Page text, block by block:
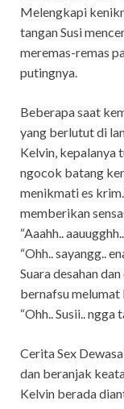
Melengkapi
tangan Susi
meremas-remas
putingnya.
Beberapa saat
yang berlutut di
Kelvin, kepalanya
ngocok batang
menikmati es
memberikan
“Aaahh..
“Ohh.. sayangg..
Suara desahan
bernafsu melumat
“Ohh.. Susii..
Cerita Sex
dan beranjak
Kelvin berada